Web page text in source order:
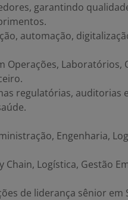
garantindo
automação,
Operações, Laboratórios,
regulatórias, auditorias
Engenharia,
Chain, Logística, Gestão
de liderança sênior em